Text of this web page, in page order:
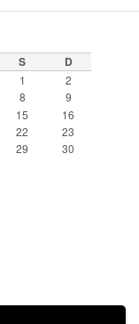
S D
1 2
8
9
15
16
22
23
29
30